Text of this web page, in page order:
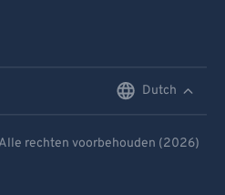
Dutch
rechten voorbehouden (2026)